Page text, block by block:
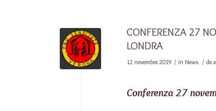
CONFERENZA 27
LONDRA
12 novembre 2019 / in News / da
Conferenza 27